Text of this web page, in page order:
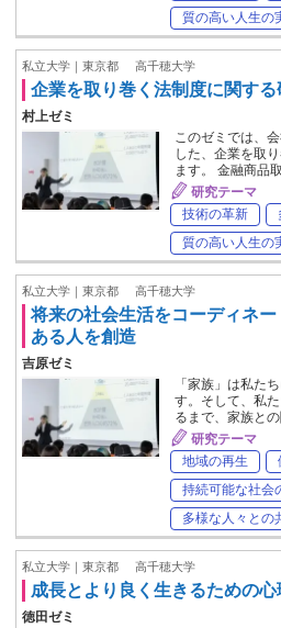
質の高い人生の
私立大学｜東京都 高千穂大学
企業を取り巻く法制度に関する
村上ゼミ
このゼミでは、
した、企業を取
ます。 金融商品
研究テーマ
技術の革新
質の高い人生の
私立大学｜東京都 高千穂大学
将来の社会生活をコーディネ
ある人を創造
吉原ゼミ
「家族」は私た
す。そして、私
るまで、家族と
研究テーマ
地域の再生
持続可能な社会
多様な人々との
私立大学｜東京都 高千穂大学
成長とより良く生きるための心
徳田ゼミ